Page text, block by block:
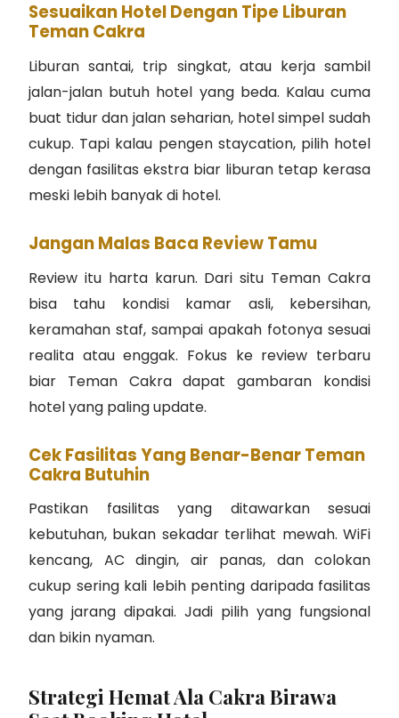
Sesuaikan Hotel Dengan Tipe Liburan
Teman Cakra
Liburan santai, trip singkat, atau kerja sambil
jalan-jalan butuh hotel yang beda. Kalau cuma
buat tidur dan jalan seharian, hotel simpel sudah
cukup. Tapi kalau pengen staycation, pilih hotel
dengan fasilitas ekstra biar liburan tetap kerasa
meski lebih banyak di hotel.
Jangan Malas Baca Review Tamu
Review itu harta karun. Dari situ Teman Cakra
bisa tahu kondisi kamar asli, kebersihan,
keramahan staf, sampai apakah fotonya sesuai
realita atau enggak. Fokus ke review terbaru
biar Teman Cakra dapat gambaran kondisi
hotel yang paling update.
Cek Fasilitas Yang Benar-Benar Teman
Cakra Butuhin
Pastikan fasilitas yang ditawarkan sesuai
kebutuhan, bukan sekadar terlihat mewah. WiFi
kencang, AC dingin, air panas, dan colokan
cukup sering kali lebih penting daripada fasilitas
yang jarang dipakai. Jadi pilih yang fungsional
dan bikin nyaman.
Strategi Hemat Ala Cakra Birawa